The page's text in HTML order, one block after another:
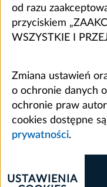
od razu
przyciskiem
WSZYSTKIE I
Zmiana ustawień
o ochronie danych
ochronie praw
cookies dostępne
prywatności.
USTAWIENIA